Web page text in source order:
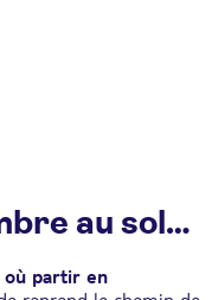
Où partir en septembre au soleil ?
où partir en